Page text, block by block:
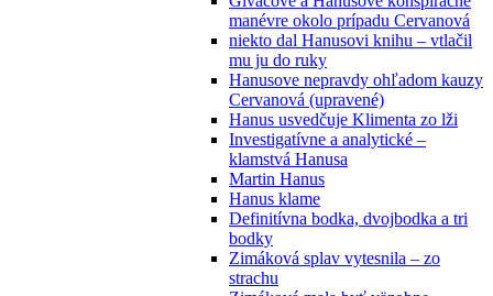
manévre okolo prípadu Cervanová
niekto dal Hanusovi knihu – vtlačil
mu ju do ruky
Hanusove nepravdy ohľadom kauzy
Cervanová (upravené)
Hanus usvedčuje Klimenta zo lži
Investigatívne a analytické –
klamstvá Hanusa
Martin Hanus
Hanus klame
Definitívna bodka, dvojbodka a tri
bodky
Zimáková splav vytesnila – zo
strachu